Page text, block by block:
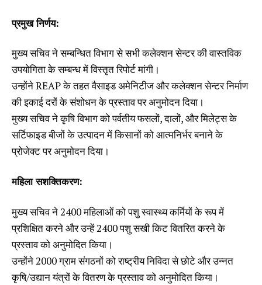
प्रमुख निर्णय:
मुख्य सचिव ने सम्बन्धित विभाग से सभी कलेक्शन सेन्टर की वास्तविक
उपयोगिता के सम्बन्ध में विस्तृत रिपोर्ट मांगी।
उन्होंने REAP के तहत वैसाइड अमेनिटीज और कलेक्शन सेन्टर निर्माण
की इकाई दरों के संशोधन के प्रस्ताव पर अनुमोदन दिया।
मुख्य सचिव ने कृषि विभाग को पर्वतीय फसलों, दालों, और मिलेट्स के
सर्टिफाइड बीजों के उत्पादन में किसानों को आत्मनिर्भर बनाने के
प्रोजेक्ट पर अनुमोदन दिया।
महिला सशक्तिकरण:
मुख्य सचिव ने 2400 महिलाओं को पशु स्वास्थ्य कर्मियों के रूप में
प्रशिक्षित करने और उन्हें 2400 पशु सखी किट वितरित करने के
प्रस्ताव को अनुमोदित किया।
उन्होंने 2000 ग्राम संगठनों को राष्ट्रीय निविदा से छोटे और उन्नत
कृषि/उद्यान यंत्रों के वितरण के प्रस्ताव को अनुमोदित किया।